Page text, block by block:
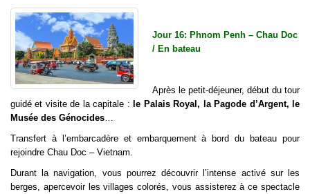
Jour 16: Phnom Penh – Chau Doc
/ En bateau
Après le petit-déjeuner, début du tour
guidé et visite de la capitale :le Palais Royal, la Pagode d’Argent, le
Musée des Génocides
Transfert à l’embarcadère et embarquement à bord du bateau pour
rejoindre Chau Doc – Vietnam.
Durant la navigation, vous pourrez découvrir l’intense activé sur les
berges, apercevoir les villages colorés, vous assisterez à ce spectacle